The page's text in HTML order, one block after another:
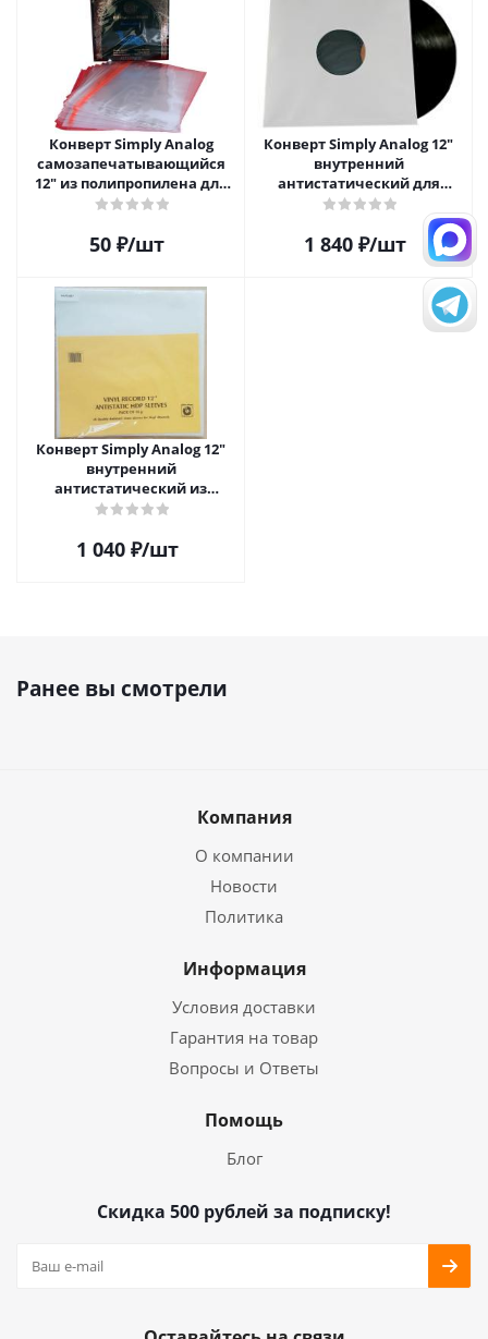
Конверт Simply Analog
самозапечатывающийся
12" из полипропилена для
пластинок
50 ₽/шт
Конверт Simply Analog 12"
внутренний
антистатический для
пластинок (25шт)
1 840₽/шт
Конверт Simply Analog 12"
внутренний
антистатический из
полиэтилена для пластинок
1 040₽/шт
Ранее вы смотрели
Компания
О компании
Новости
Политика
Информация
Условия доставки
Гарантия на товар
Вопросы и Ответы
Помощь
Блог
Скидка 500 рублей за подписку!